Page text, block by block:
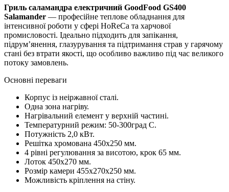
Гриль саламандра електричний GoodFood GS400
Salamander — професійне теплове обладнання для
інтенсивної роботи у сфері HoReCa та харчової
промисловості. Ідеально підходить для запікання,
підрум’янення, глазурування та підтримання страв у гарячому
стані без втрати якості, що особливо важливо під час великого
потоку замовлень.
Основні переваги
Корпус із неіржавної сталі.
Одна зона нагріву.
Нагрівальний елемент у верхній частині.
Температурний режим: 50-300град С.
Потужність 2,0 кВт.
Решітка хромована 450х250 мм.
4 рівні регулювання за висотою, крок 65 мм.
Лоток 450х270 мм.
Розмір камери 455х270х250 мм.
Можливість кріплення на стіну.